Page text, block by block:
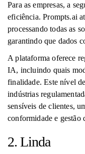
Para as empresas, a
eficiência. Prompts.ai
processando todas as
garantindo que dados
A plataforma oferece
IA, incluindo quais
finalidade. Este nível
indústrias
sensíveis de clientes,
conformidade e gestão
2. Linda